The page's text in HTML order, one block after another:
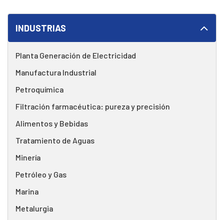
INDUSTRIAS
Planta Generación de Electricidad
Manufactura Industrial
Petroquímica
Filtración farmacéutica: pureza y precisión
Alimentos y Bebidas
Tratamiento de Aguas
Minería
Petróleo y Gas
Marina
Metalurgia